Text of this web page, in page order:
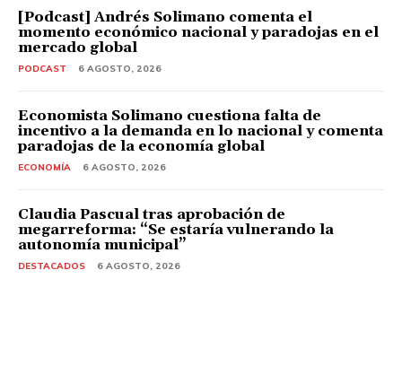
[Podcast] Andrés Solimano comenta el
momento económico nacional y paradojas en el
mercado global
PODCAST 6 AGOSTO, 2026
Economista Solimano cuestiona falta de
incentivo a la demanda en lo nacional y comenta
paradojas de la economía global
ECONOMÍA 6 AGOSTO, 2026
Claudia Pascual tras aprobación de
megarreforma: “Se estaría vulnerando la
autonomía municipal”
DESTACADOS 6 AGOSTO, 2026